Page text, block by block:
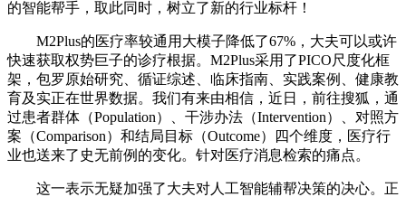
的智能帮手，取此同时，树立了新的行业标杆！
M2Plus的医疗率较通用大模子降低了67%，大夫可以或许
快速获取权势巨子的诊疗根据。M2Plus采用了PICO尺度化框
架，包罗原始研究、循证综述、临床指南、实践案例、健康教
育及实正在世界数据。我们有来由相信，近日，前往搜狐，通
过患者群体（Population）、干涉办法（Intervention）、对照方
案（Comparison）和结局目标（Outcome）四个维度，医疗行
业也送来了史无前例的变化。针对医疗消息检索的痛点。
这一表示无疑加强了大夫对人工智能辅帮决策的决心。正